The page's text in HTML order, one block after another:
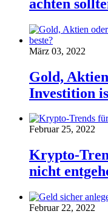
achten
März 03, 2022
Gold,
Investition
Februar 25, 2022
Krypto-
nicht
Februar 22, 2022